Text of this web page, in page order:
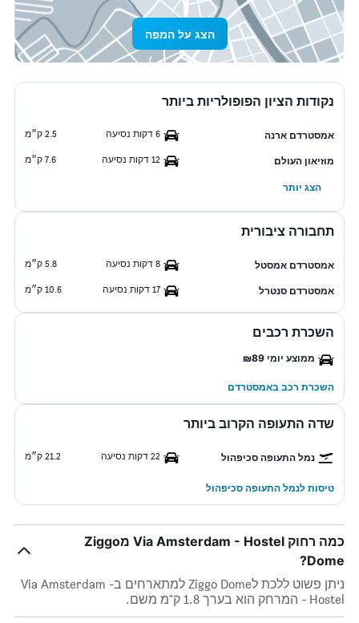
הצג על המפה
נקודות הציון הפופולריות ביותר
אמסטרדם ארנה 6 דקות נסיעה 2.5 ק״מ
מוזיאון העולם 12 דקות נסיעה 7.6 ק״מ
הצג יותר
תחבורה ציבורית
אמסטרדם אמסטל 8 דקות נסיעה 5.8 ק״מ
אמסטרדם סנטרל 17 דקות נסיעה 10.6 ק״מ
השכרת רכבים
ממוצע יומי ₪89
השכרת רכב באמסטרדם
שדה התעופה הקרוב ביותר
נמל התעופה סכיפהול 22 דקות נסיעה 21.2 ק״מ
טיסות לנמל התעופה סכיפהול
כמה רחוק Via Amsterdam - Hostel מZiggo
Dome?
ניתן פשוט ללכת לZiggo Dome למתארחים בVia Amsterdam -
Hostel - המרחק הוא בערך 1.8 ק"מ משם.